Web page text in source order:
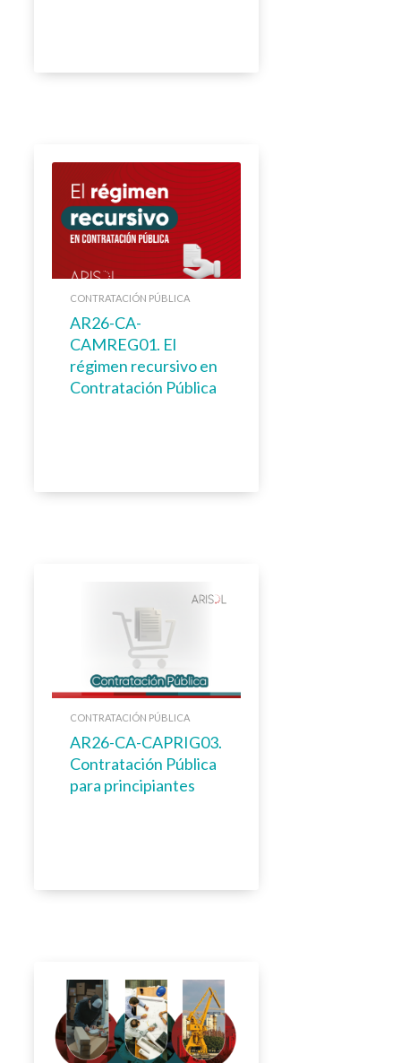
CONTRATACIÓN PÚBLICA
AR26-CA-
CAMREG01. El
régimen recursivo en
Contratación Pública
CONTRATACIÓN PÚBLICA
AR26-CA-CAPRIG03.
Contratación Pública
para principiantes